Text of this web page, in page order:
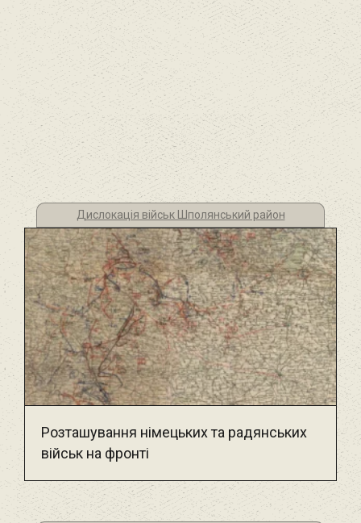
Дислокація військ Шполянський район
Розташування німецьких та радянських
військ на фронті